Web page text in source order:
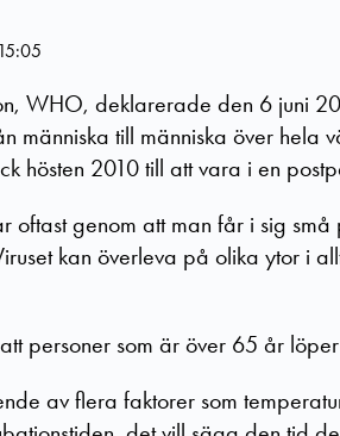
WHO, deklarerade den 6 juni
människa till människa över hela
hösten 2010 till att vara i en
oftast genom att man får i sig
kan överleva på olika ytor i
personer som är över 65 år
av flera faktorer som